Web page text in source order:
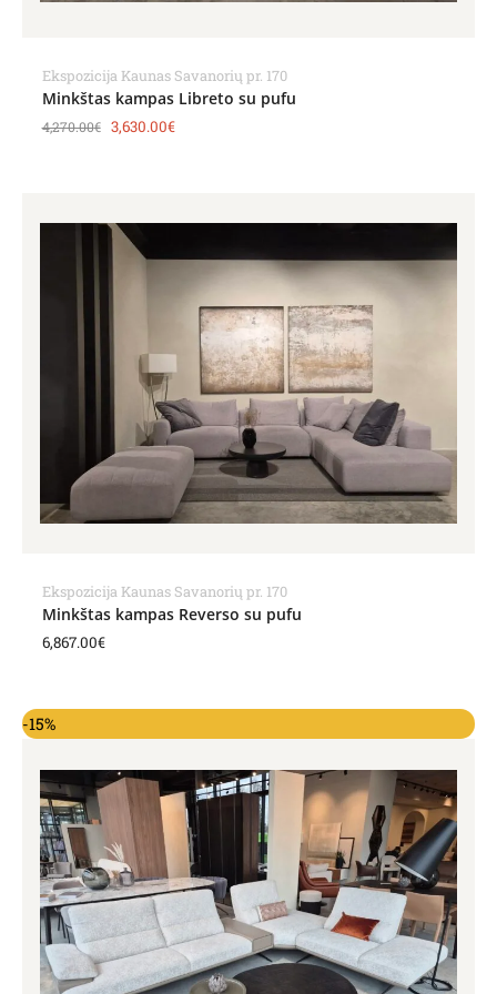
Ekspozicija Kaunas Savanorių pr. 170
Minkštas kampas Libreto su pufu
4,270.00€ 3,630.00€
Ekspozicija Kaunas Savanorių pr. 170
Minkštas kampas Reverso su pufu
6,867.00€
-15%
price
5,250.00€.
price
4,463.00€.